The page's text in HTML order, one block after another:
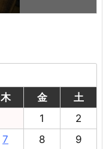
木 金
土
1
2
7 8
9